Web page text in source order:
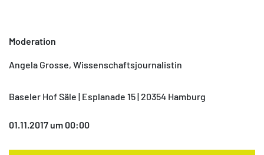
Moderation
Angela Grosse, Wissenschaftsjournalistin
Baseler Hof Säle | Esplanade 15 | 20354 Hamburg
01.11.2017 um 00:00